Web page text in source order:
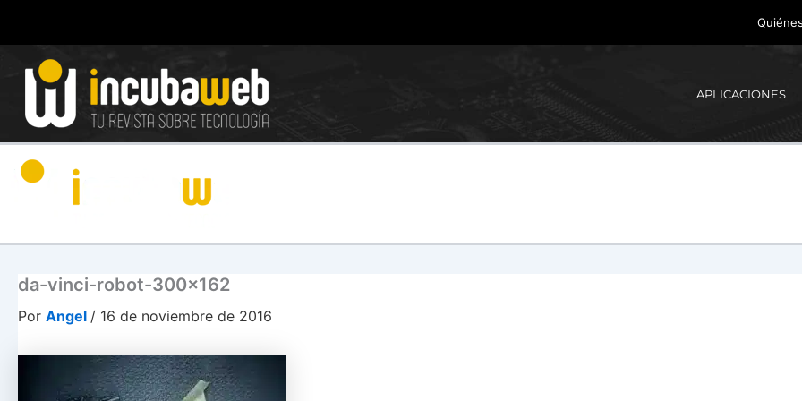
contenido
APLICACIONES
da-vinci-robot-300×162
Por Angel / 16 de noviembre de 2016